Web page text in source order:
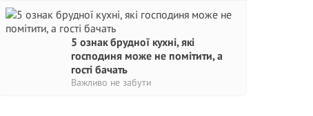
5 ознак брудної кухні, які
господиня може не помітити, а
гості бачать
Важливо не забути